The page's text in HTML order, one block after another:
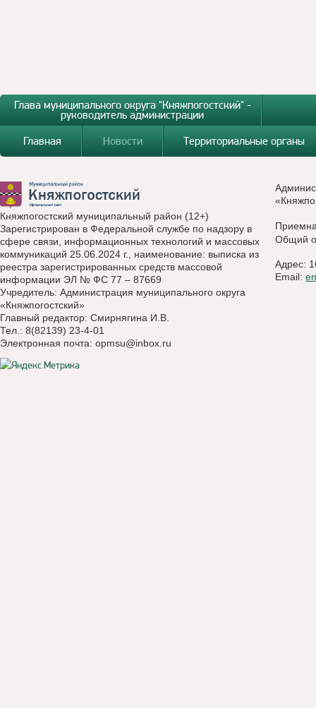
Глава муниципального округа "Княжпогостский" -
руководитель администрации
Главная
Новости Территориальные органы
Княжпогостский муниципальный район (12+)
Зарегистрирован в Федеральной службе по надзору в
сфере связи, информационных технологий и массовых
коммуникаций 25.06.2024 г., наименование: выписка из
реестра зарегистрированных средств массовой
информации ЭЛ № ФС 77 – 87669
Учредитель: Администрация муниципального округа
«Княжпогостский»
Главный редактор: Смирнягина И.В.
Тел.: 8(82139) 23-4-01
Электронная почта: opmsu@inbox.ru
Общий
Адрес:
Email: